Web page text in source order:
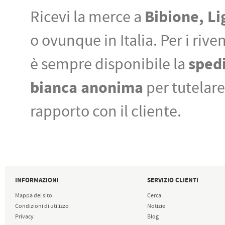
Ricevi la merce a Bibione,
o ovunque in Italia. Per i
è sempre disponibile la
bianca anonima per
rapporto con il cliente.
INFORMAZIONI
Mappa del sito
Condizioni di utilizzo
Privacy
SERVIZIO CLIENTI
Cerca
Notizie
Blog